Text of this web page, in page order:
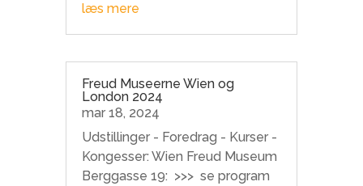
læs mere
Freud Museerne Wien og
London 2024
mar 18, 2024
Udstillinger - Foredrag - Kurser -
Kongesser: Wien Freud Museum
Berggasse 19: >>> se program